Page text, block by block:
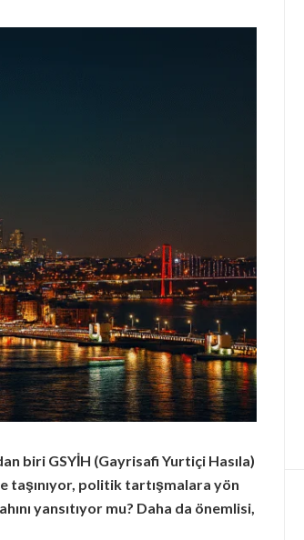
biri GSYİH (Gayrisafi Yurtiçi Hasıla)
taşınıyor, politik tartışmalara yön
yansıtıyor mu? Daha da önemlisi,